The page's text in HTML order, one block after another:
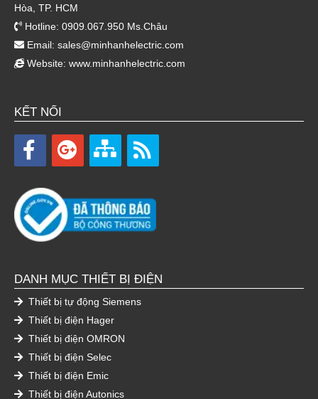
Hòa, TP. HCM
Hotline: 0909.067.950 Ms.Châu
Email: sales@minhanhelectric.com
Website: www.minhanhelectric.com
KẾT NỐI
DANH MỤC THIẾT BỊ ĐIỆN
Thiết bị tự động Siemens
Thiết bị điện Hager
Thiết bị điện OMRON
Thiết bị điện Selec
Thiết bị điện Emic
Thiết bị điện Autonics